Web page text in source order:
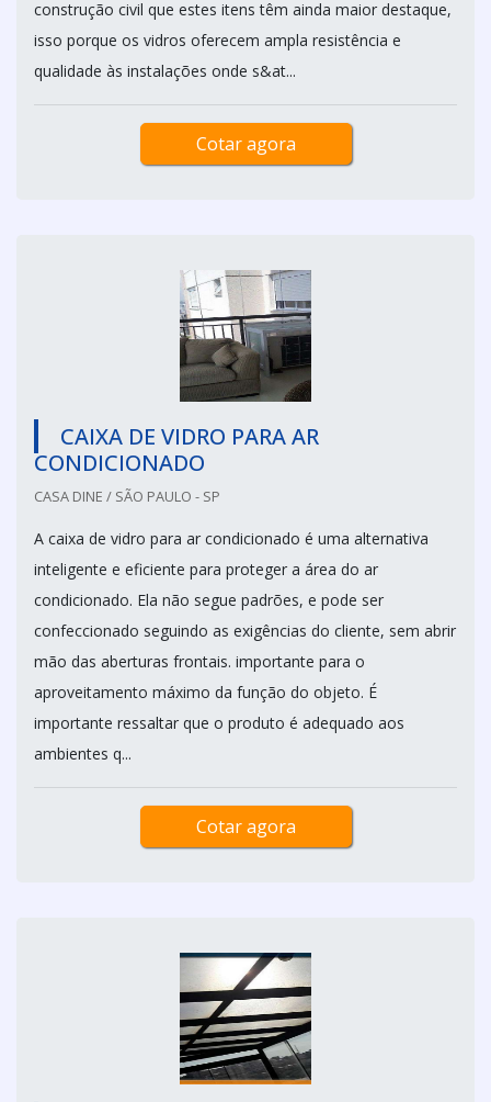
construção civil que estes itens têm ainda maior destaque,
isso porque os vidros oferecem ampla resistência e
qualidade às instalações onde s&at...
Cotar agora
CAIXA DE VIDRO PARA AR
CONDICIONADO
CASA DINE / SÃO PAULO - SP
A caixa de vidro para ar condicionado é uma alternativa
inteligente e eficiente para proteger a área do ar
condicionado. Ela não segue padrões, e pode ser
confeccionado seguindo as exigências do cliente, sem abrir
mão das aberturas frontais. importante para o
aproveitamento máximo da função do objeto. É
importante ressaltar que o produto é adequado aos
ambientes q...
Cotar agora